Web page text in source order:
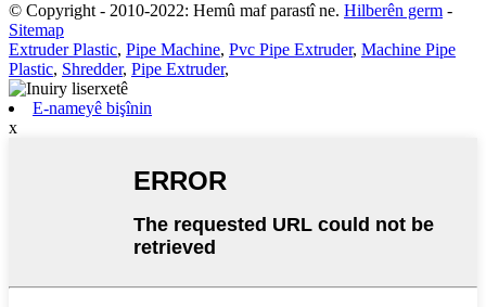
© Copyright - 2010-2022: Hemû maf parastî ne. Hilberên germ -
Sitemap
Extruder Plastic, Pipe Machine, Pvc Pipe Extruder, Machine Pipe
Plastic, Shredder, Pipe Extruder,
E-nameyê bişînin
x